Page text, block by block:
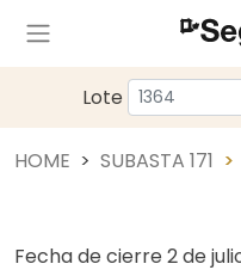
Lote
HOME SUBASTA 171
Fecha de cierre 2 de